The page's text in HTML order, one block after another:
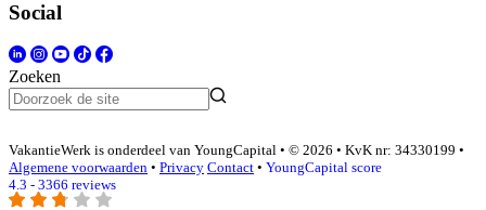
Social
Zoeken
VakantieWerk is onderdeel van YoungCapital • © 2026 • KvK nr: 34330199 •
Algemene voorwaarden • Privacy Contact • YoungCapital score
4.3 - 3366 reviews